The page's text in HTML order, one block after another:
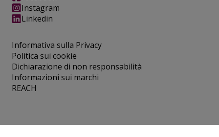
Informativa sulla Privacy
Politica sui cookie
Dichiarazione di non responsabilità
Informazioni sui marchi
REACH
Instagram
Linkedin